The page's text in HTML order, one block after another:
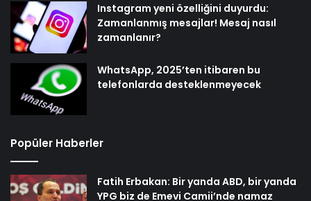
Instagram yeni özelliğini duyurdu:
Zamanlanmış mesajlar! Mesaj nasıl
zamanlanır?
WhatsApp, 2025’ten itibaren bu
telefonlarda desteklenmeyecek
Popüler Haberler
Fatih Erbakan: Bir yanda ABD, bir yanda
YPG biz de Emevi Camii’nde namaz